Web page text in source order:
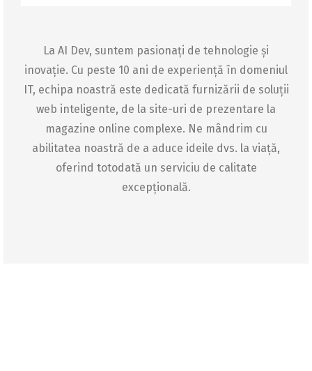
La AI Dev, suntem pasionați de tehnologie și
inovație. Cu peste 10 ani de experiență în domeniul
IT, echipa noastră este dedicată furnizării de soluții
web inteligente, de la site-uri de prezentare la
magazine online complexe. Ne mândrim cu
abilitatea noastră de a aduce ideile dvs. la viață,
oferind totodată un serviciu de calitate
excepțională.